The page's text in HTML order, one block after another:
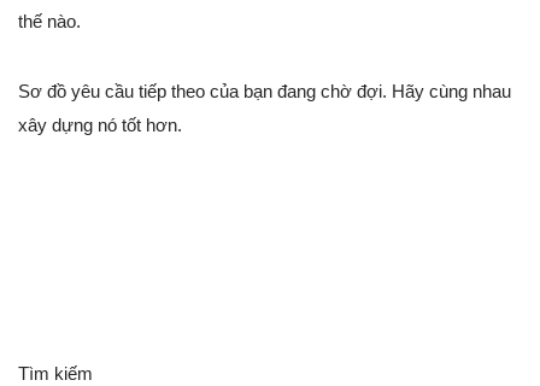
thế nào.
Sơ đồ yêu cầu tiếp theo của bạn đang chờ đợi. Hãy cùng nhau
xây dựng nó tốt hơn.
Tìm kiếm